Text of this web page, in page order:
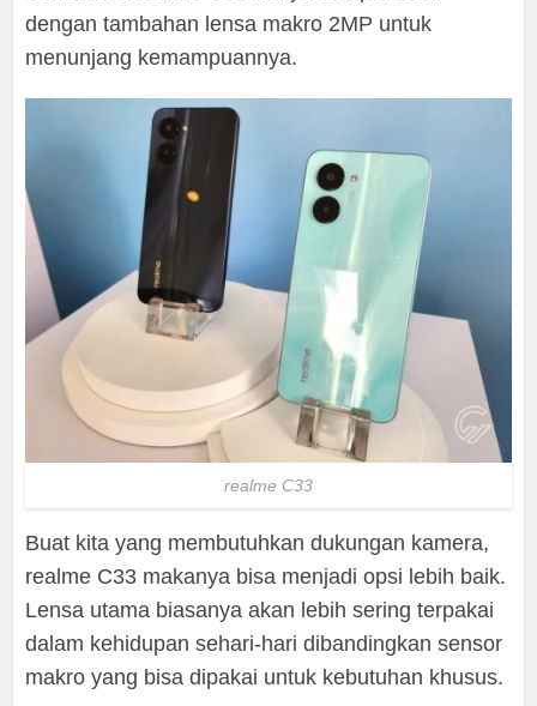
dengan tambahan lensa makro 2MP untuk
menunjang kemampuannya.
realme C33
Buat kita yang membutuhkan dukungan kamera,
realme C33 makanya bisa menjadi opsi lebih baik.
Lensa utama biasanya akan lebih sering terpakai
dalam kehidupan sehari-hari dibandingkan sensor
makro yang bisa dipakai untuk kebutuhan khusus.